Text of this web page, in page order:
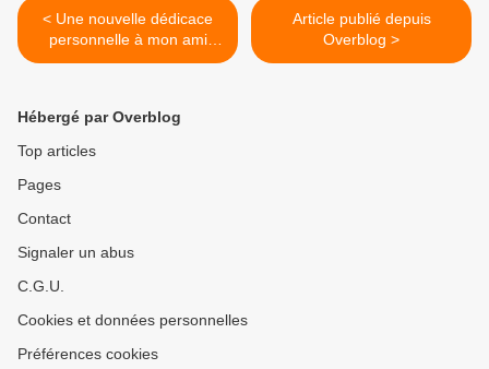
< Une nouvelle dédicace
personnelle à mon ami
pierrefittois d'origine
Article publié depuis
Overblog >
Hébergé par Overblog
Top articles
Pages
Contact
Signaler un abus
C.G.U.
Cookies et données personnelles
Préférences cookies